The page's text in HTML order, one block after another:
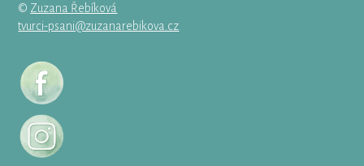
© Zuzana Řebíková
tvurci-psani@zuzanarebikova.cz